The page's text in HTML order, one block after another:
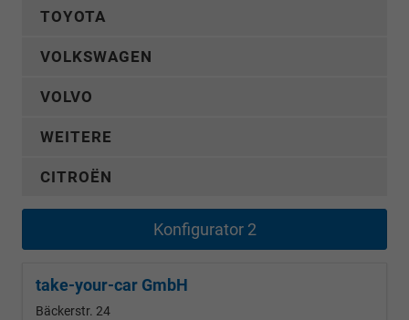
TOYOTA
VOLKSWAGEN
VOLVO
WEITERE
CITROËN
Konfigurator 2
take-your-car GmbH
Bäckerstr. 24